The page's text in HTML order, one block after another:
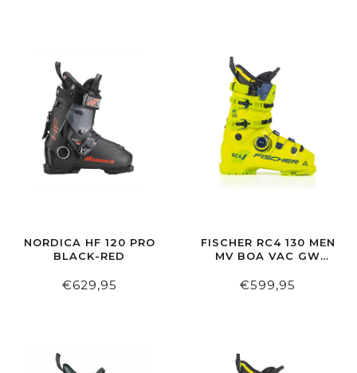
NORDICA HF 120 PRO
BLACK-RED
€629,95
FISCHER RC4 130 MEN
MV BOA VAC GW
€599,95